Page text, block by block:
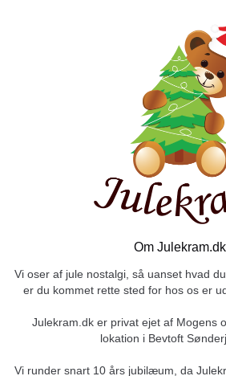
Om Julekram.dk
Vi oser af jule nostalgi, så uanset hvad
er du kommet rette sted for hos os er
Julekram.dk er privat ejet af Mogens
lokation i Bevtoft
Vi runder snart 10 års jubilæum, da